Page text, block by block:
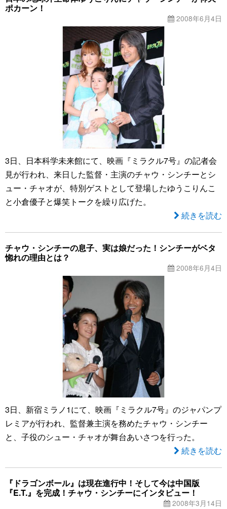
ポカーン！
2008年6月4日
3日、日本科学未来館にて、映画『ミラクル7号』の記者会
見が行われ、来日した監督・主演のチャウ・シンチーとシ
ュー・チャオが、特別ゲストとして登場したゆうこりんこ
と小倉優子と爆笑トークを繰り広げた。
続きを読む
チャウ・シンチーの息子、実は娘だった！シンチーがベタ
惚れの理由とは？
2008年6月4日
3日、新宿ミラノ1にて、映画『ミラクル7号』のジャパンプ
レミアが行われ、監督兼主演を務めたチャウ・シンチー
と、子役のシュー・チャオが舞台あいさつを行った。
続きを読む
『ドラゴンボール』は現在進行中！そして今は中国版
『E.T.』を完成！チャウ・シンチーにインタビュー！
2008年3月14日